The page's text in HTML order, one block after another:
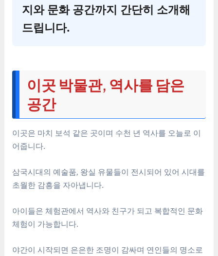
지와 문화 공간까지 간단히 소개해
드립니다.
이곳 박물관, 역사를 담은
공간
이곳은 마치 보석 같은 곳이며 수천 년 역사를 오늘로 이
어줍니다.
삼국시대의 예술품, 왕실 유물들이 전시되어 있어 시대를
초월한 감흥을 자아냅니다.
아이들은 체험관에서 역사와 친구가 되고 복합적인 문화
체험이 가능합니다.
야간이 시작되면 은은한 조명이 감싸며 연인들의 명소로